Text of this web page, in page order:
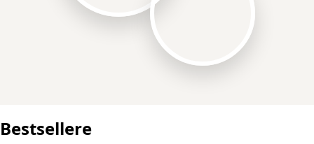
Bestsellere